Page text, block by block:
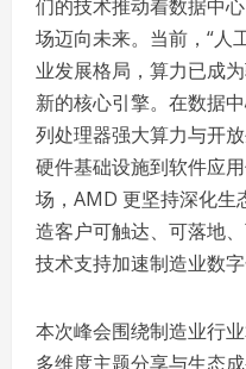
们的技术推动着数据中
场迈向未来。当前，“人
业发展格局，算力已成
新的核心引擎。在数据
列处理器强大算力与开
硬件基础设施到软件应
场，AMD 更坚持深化生
造客户可触达、可落地
技术支持加速制造业数字
本次峰会围绕制造业行
多维度主题分享与生态成